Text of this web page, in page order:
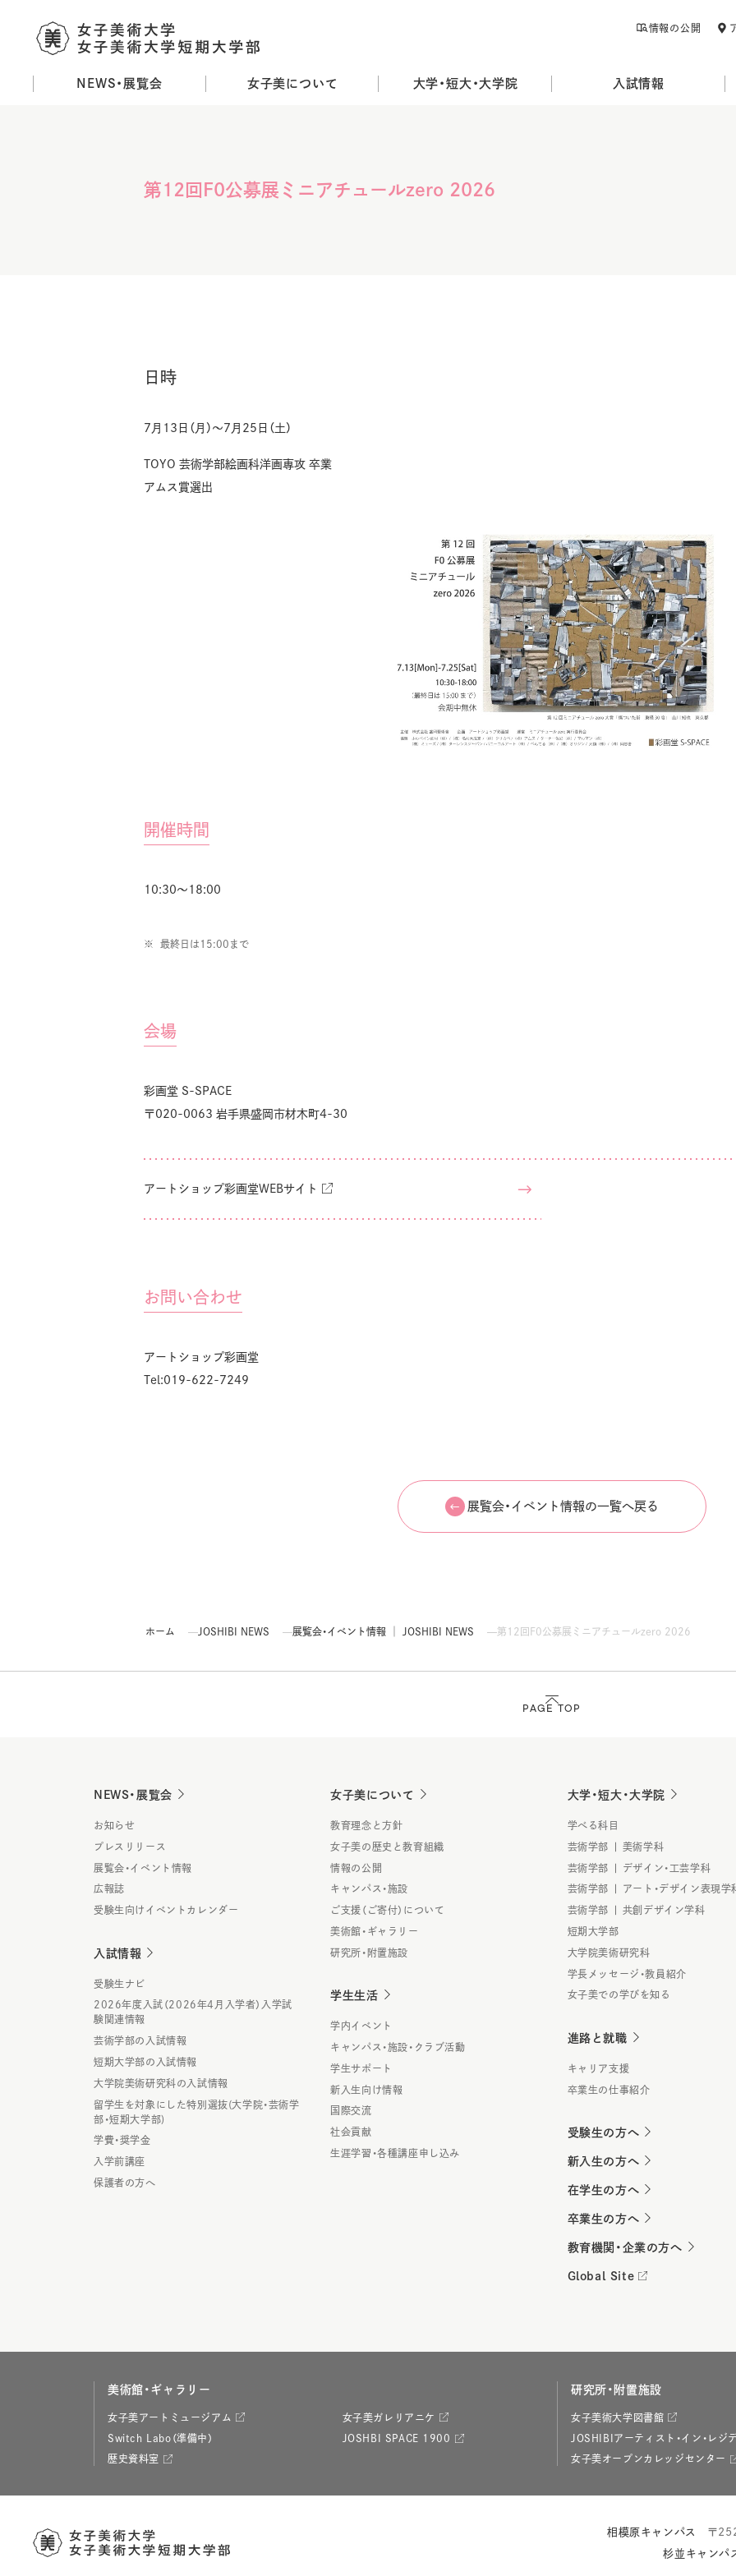
NEWS・展覧会 女子美について 大学・短大・大学院 入試情報
情報の公開
第12回F0公募展ミニアチュールzero 2026
日時
7月13日（月）〜7月25日（土）
TOYO 芸術学部絵画科洋画専攻 卒業
アムス賞選出
開催時間
10:30～18:00
最終日は15:00まで
会場
彩画堂 S-SPACE
〒020-0063 岩手県盛岡市材木町4-30
アートショップ彩画堂WEBサイト
お問い合わせ
アートショップ彩画堂
Tel:019-622-7249
展覧会・イベント情報の一覧へ戻る
ホーム JOSHIBI NEWS 展覧会・イベント情報 │ JOSHIBI NEWS 第12回F0公募展ミニアチュールzero 2026
PAGE TOP
NEWS・展覧会
お知らせ
プレスリリース
展覧会・イベント情報
広報誌
受験生向けイベントカレンダー
入試情報
受験生ナビ
2026年度入試（2026年4月入学者）入学試
験関連情報
芸術学部の入試情報
短期大学部の入試情報
大学院美術研究科の入試情報
留学生を対象にした特別選抜(大学院・芸術学
部・短期大学部)
学費・奨学金
入学前講座
保護者の方へ
女子美について
教育理念と方針
女子美の歴史と教育組織
情報の公開
キャンパス・施設
ご支援（ご寄付）について
美術館・ギャラリー
研究所・附置施設
学生生活
学内イベント
キャンパス・施設・クラブ活動
学生サポート
新入生向け情報
国際交流
社会貢献
生涯学習・各種講座申し込み
大学・短大・大学院
学べる科目
芸術学部 | 美術学科
芸術学部 | デザイン・工芸学科
芸術学部 | アート・デザイン表現学
芸術学部 | 共創デザイン学科
短期大学部
大学院美術研究科
学長メッセージ・教員紹介
女子美での学びを知る
進路と就職
キャリア支援
卒業生の仕事紹介
受験生の方へ
新入生の方へ
在学生の方へ
卒業生の方へ
教育機関・企業の方へ
Global Site
美術館・ギャラリー
女子美アートミュージアム 女子美ガレリアニケ
Switch Labo（準備中） JOSHBI SPACE 1900
歴史資料室
研究所・附置施設
女子美術大学図書館
JOSHIBIアーティスト・イン・レジ
女子美オープンカレッジセンター
相模原キャンパス
〒
杉並キャンパ